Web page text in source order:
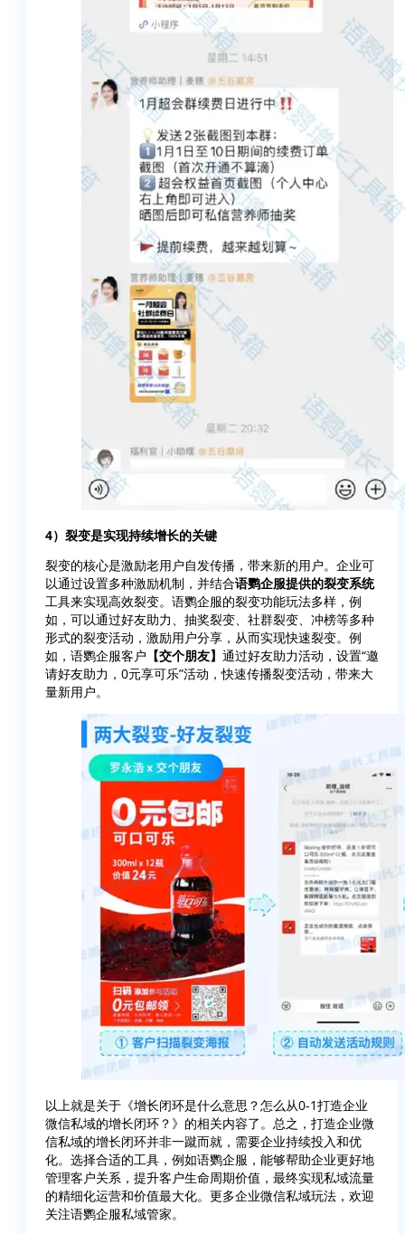
4）裂变是实现持续增长的关键
裂变的核心是激励老用户自发传播，带来新的用户。企业可
以通过设置多种激励机制，并结合语鹦企服提供的裂变系统
工具来实现高效裂变。语鹦企服的裂变功能玩法多样，例
如，可以通过好友助力、抽奖裂变、社群裂变、冲榜等多种
形式的裂变活动，激励用户分享，从而实现快速裂变。例
如，语鹦企服客户 【交个朋友】 通过好友助力活动，设置“邀
请好友助力，0元享可乐”活动，快速传播裂变活动，带来大
量新用户。
以上就是关于《增长闭环是什么意思？怎么从0-1打造企业
微信私域的增长闭环？》的相关内容了。总之，打造企业微
信私域的增长闭环并非一蹴而就，需要企业持续投入和优
化。选择合适的工具，例如语鹦企服，能够帮助企业更好地
管理客户关系，提升客户生命周期价值，最终实现私域流量
的精细化运营和价值最大化。更多企业微信私域玩法，欢迎
关注语鹦企服私域管家。